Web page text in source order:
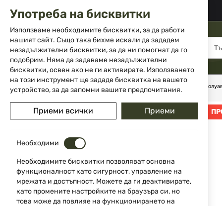
02 983 5014 office@isd-bg.com
Прескачане
съдържанието
МЕНЮ
Начало Инерционни
-10%
Преминете
галерията
изображенията
Употреба на бисквитки
Използваме необходимите бисквитки, за да работи
нашият сайт. Също така бихме искали да зададем
незадължителни бисквитки, за да ни помогнат да го
подобрим. Няма да задаваме незадължителни
бисквитки, освен ако не ги активирате. Използването
на този инструмент ще зададе бисквитка на вашето
устройство, за да запомни вашите предпочитания.
Приеми всички Приеми
Необходими
Необходимите бисквитки позволяват основна
функционалност като сигурност, управление на
мрежата и достъпност. Можете да ги деактивирате,
като промените настройките на браузъра си, но
това може да повлияе на функционирането на